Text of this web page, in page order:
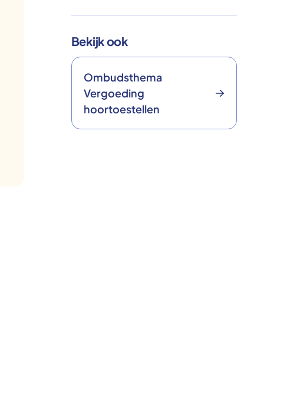
Bekijk ook
Ombudsthema
Vergoeding
hoortoestellen